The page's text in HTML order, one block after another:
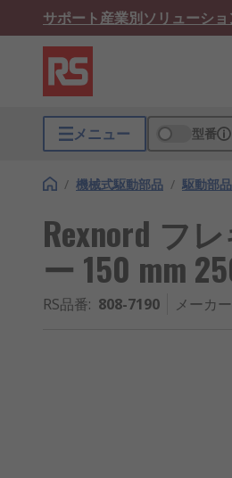
サポート産業別ソリューショ
メニュー 型番
/ 機械式駆動部品 / 駆動部
Rexnord フ
ー 150 mm
RS品番: 808-7190 メーカ